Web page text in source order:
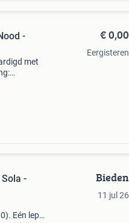
-
met
€ 0,00
Eergisteren
-
Eén lepel
Bieden
11 jul 26